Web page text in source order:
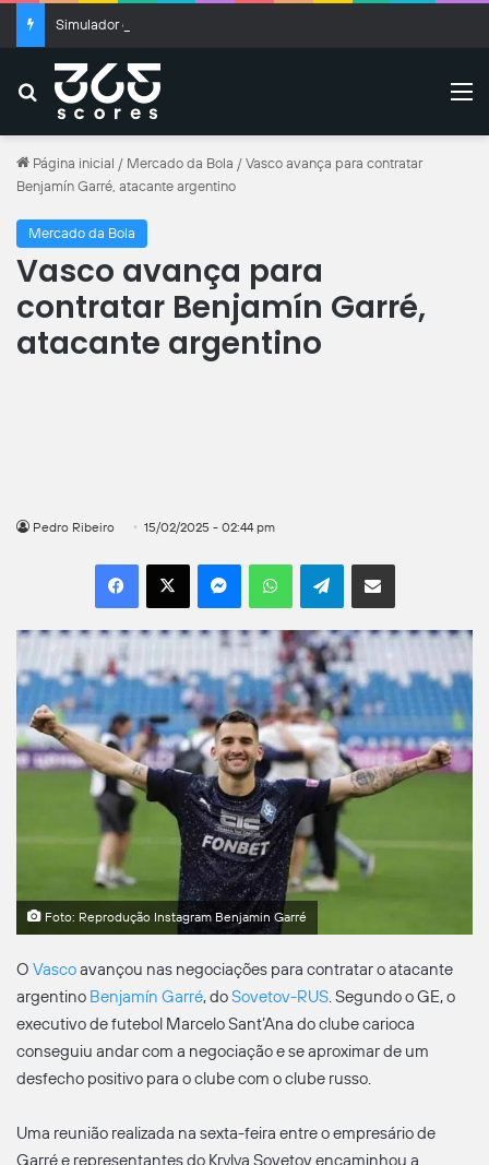
Simulador da Copa do Brasil: resultados das oitavas de final
Buscar
Página inicial / Mercado da Bola / Vasco avança para contratar
Benjamín Garré, atacante argentino
Mercado da Bola
Vasco avança para
contratar Benjamín Garré,
atacante argentino
Pedro Ribeiro 15/02/2025 - 02:44 pm
Facebook
X MessengerWhatsAppTelegramCompartilhar por e-mail
Foto: Reprodução Instagram Benjamin Garré
O Vascoavançou nas negociações para contratar o atacante
argentino Benjamín Garré, doSovetov-RUS. Segundo o GE, o
executivo de futebol Marcelo Sant’Ana do clube carioca
conseguiu andar com a negociação e se aproximar de um
desfecho positivo para o clube com o clube russo.
Uma reunião realizada na sexta-feira entre o empresário de
Garré e representantes do Krylya Sovetov encaminhou a